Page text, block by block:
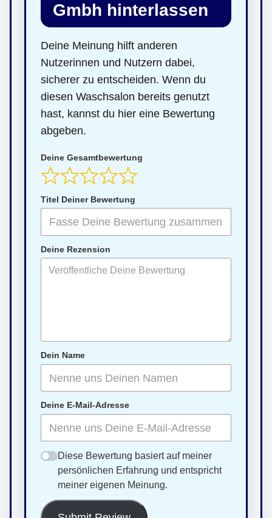
Gmbh hinterlassen
Deine Meinung hilft anderen
Nutzerinnen und Nutzern dabei,
sicherer zu entscheiden. Wenn du
diesen Waschsalon bereits genutzt
hast, kannst du hier eine Bewertung
abgeben.
Deine Gesamtbewertung
Titel Deiner Bewertung
Deine Rezension
Dein Name
Deine E-Mail-Adresse
Diese Bewertung basiert auf meiner
persönlichen Erfahrung und entspricht
meiner eigenen Meinung.